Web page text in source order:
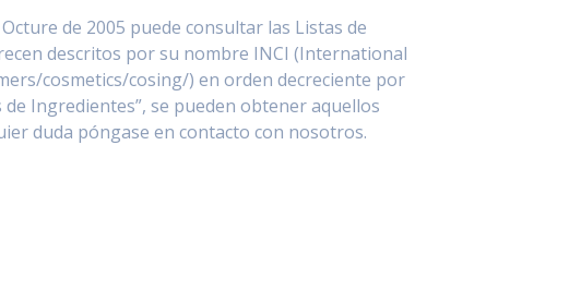
de 2005 puede consultar las Listas de
descritos por su nombre INCI (International
cosmetics/cosing/) en orden decreciente por
Ingredientes”, se pueden obtener aquellos
duda póngase en contacto con nosotros.